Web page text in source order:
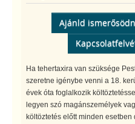
Ajánld
Ha tehertaxira van szüksége
szeretne igénybe venni a 18.
évek óta foglalkozik
legyen szó magánszemélyek
költöztetés előtt minden